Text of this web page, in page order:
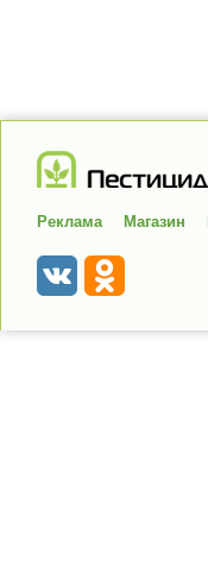
Реклама Магазин